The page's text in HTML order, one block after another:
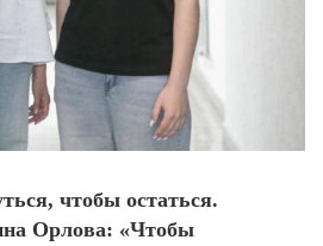
чтобы остаться.
Орлова: «Чтобы